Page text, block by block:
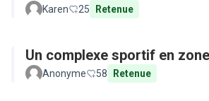
Karen 25 Retenue
Un complexe sportif en
Anonyme 58 Retenue